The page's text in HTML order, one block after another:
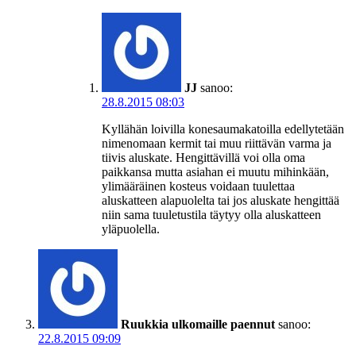
JJ sanoo:
28.8.2015 08:03
Kyllähän loivilla konesaumakatoilla edellytetään
nimenomaan kermit tai muu riittävän varma ja
tiivis aluskate. Hengittävillä voi olla oma
paikkansa mutta asiahan ei muutu mihinkään,
ylimääräinen kosteus voidaan tuulettaa
aluskatteen alapuolelta tai jos aluskate hengittää
niin sama tuuletustila täytyy olla aluskatteen
yläpuolella.
Ruukkia ulkomaille paennut sanoo:
22.8.2015 09:09